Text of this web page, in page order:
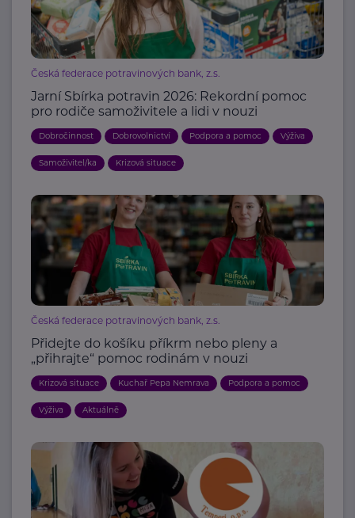
Česká federace potravinových bank, z.s.
Jarní Sbírka potravin 2026: Rekordní pomoc
pro rodiče samoživitele a lidi v nouzi
Dobročinnost Dobrovolnictví Podpora a pomoc Výživa
Samoživitel/ka Krizová situace
Česká federace potravinových bank, z.s.
Přidejte do košíku příkrm nebo pleny a
„přihrajte“ pomoc rodinám v nouzi
Krizová situace Kuchař Pepa Nemrava Podpora a pomoc
Výživa Aktuálně